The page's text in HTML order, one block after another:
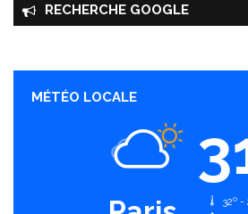
RECHERCHE GOOGLE
MÉTÉO LOCALE
32º -